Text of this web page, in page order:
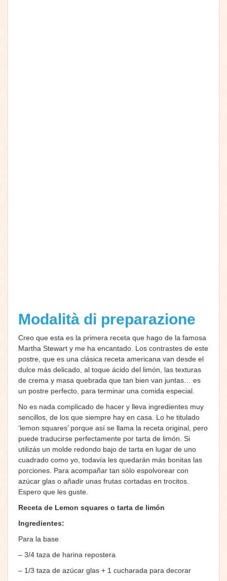
Modalità di preparazione
Creo que esta es la primera receta que hago de la famosa
Martha Stewart y me ha encantado. Los contrastes de este
postre, que es una clásica receta americana van desde el
dulce más delicado, al toque ácido del limón, las texturas
de crema y masa quebrada que tan bien van juntas… es
un postre perfecto, para terminar una comida especial.
No es nada complicado de hacer y lleva ingredientes muy
sencillos, de los que siempre hay en casa. Lo he titulado
‘lemon squares’ porque así se llama la receta original, pero
puede traducirse perfectamente por tarta de limón. Si
utilizás un molde redondo bajo de tarta en lugar de uno
cuadrado como yo, todavía les quedarán más bonitas las
porciones. Para acompañar tan sólo espolvorear con
azúcar glas o añadir unas frutas cortadas en trocitos.
Espero que les guste.
Receta de Lemon squares o tarta de limón
Ingredientes:
Para la base
– 3/4 taza de harina repostera
– 1/3 taza de azúcar glas + 1 cucharada para decorar